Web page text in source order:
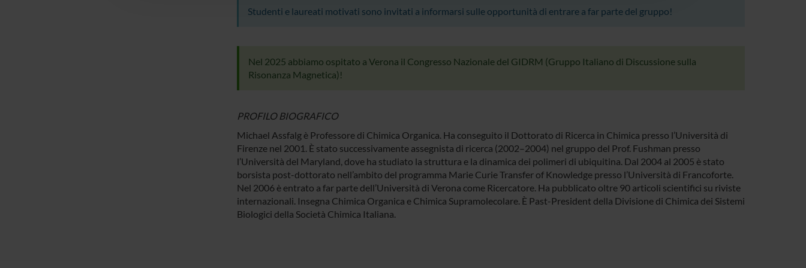
Studenti e laureati motivati sono invitati a informarsi sulle opportunità di entrare a far parte del gruppo!
Nel 2025 abbiamo ospitato a Verona il Congresso Nazionale del GIDRM (Gruppo Italiano di Discussione sulla
Risonanza Magnetica)!
PROFILO BIOGRAFICO
Michael Assfalg è Professore di Chimica Organica. Ha conseguito il Dottorato di Ricerca in Chimica presso l’Università di
Firenze nel 2001. È stato successivamente assegnista di ricerca (2002–2004) nel gruppo del Prof. Fushman presso
l’Università del Maryland, dove ha studiato la struttura e la dinamica dei polimeri di ubiquitina. Dal 2004 al 2005 è stato
borsista post-dottorato nell’ambito del programma Marie Curie Transfer of Knowledge presso l’Università di Francoforte.
Nel 2006 è entrato a far parte dell’Università di Verona come Ricercatore. Ha pubblicato oltre 90 articoli scientifici su riviste
internazionali. Insegna Chimica Organica e Chimica Supramolecolare. È Past-President della Divisione di Chimica dei Sistemi
Biologici della Società Chimica Italiana.